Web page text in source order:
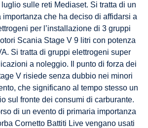
sulle reti Mediaset. Si tratta di un
importanza che ha deciso di affidarsi a
per l’installazione di 3 gruppi
Scania Stage V 9 litri con potenza
Si tratta di gruppi elettrogeni super
a noleggio. Il punto di forza dei
V risiede senza dubbio nei minori
che significano al tempo stesso un
sul fronte dei consumi di carburante.
di un evento di primaria importanza
Cornetto Battiti Live vengano usati